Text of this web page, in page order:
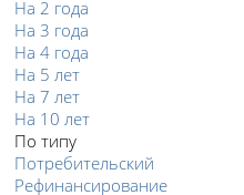
На 2 года
На 3 года
На 4 года
На 5 лет
На 7 лет
На 10 лет
По типу
Потребительский
Рефинансирование